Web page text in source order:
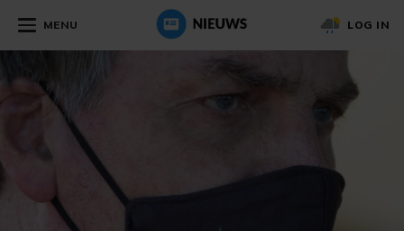
MENU LOG IN